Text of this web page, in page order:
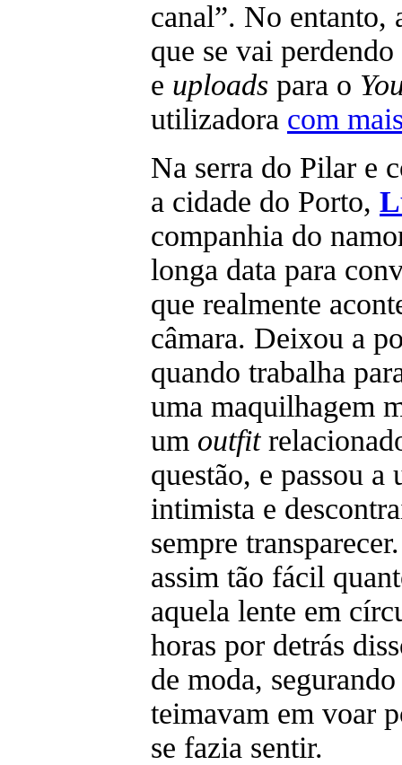
canal”. No entanto,
que se vai
e uploads para o
utilizadora com
Na serra do Pilar e
a cidade do Porto,
companhia do
longa data para
que realmente
câmara. Deixou a
quando trabalha
uma maquilhagem
um outfit
questão, e passou a
intimista e
sempre
assim tão fácil
aquela lente em
horas por detrás
de moda,
teimavam em voar
se fazia sentir.